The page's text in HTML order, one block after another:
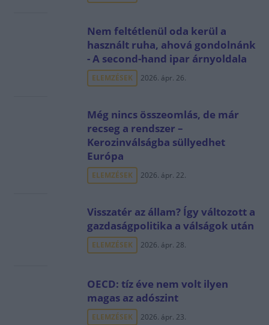
Nem feltétlenül oda kerül a
használt ruha, ahová gondolnánk
- A second-hand ipar árnyoldala
ELEMZÉSEK 2026. ápr. 26.
Még nincs összeomlás, de már
recseg a rendszer –
Kerozinválságba süllyedhet
Európa
ELEMZÉSEK 2026. ápr. 22.
Visszatér az állam? Így változott a
gazdaságpolitika a válságok után
ELEMZÉSEK 2026. ápr. 28.
OECD: tíz éve nem volt ilyen
magas az adószint
ELEMZÉSEK 2026. ápr. 23.